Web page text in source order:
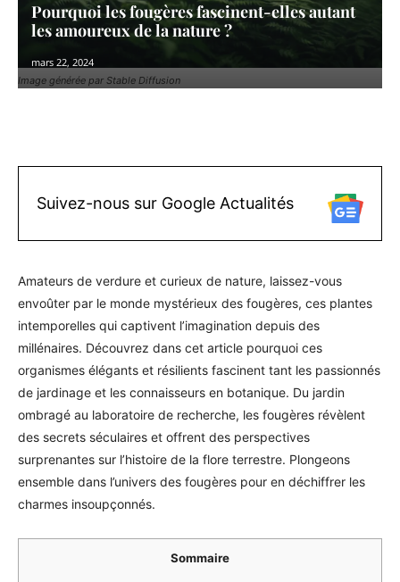
Image générée par Stable Diffusion
Pourquoi les fougères fascinent-elles autant
les amoureux de la nature ?
mars 22, 2024
Suivez-nous sur Google Actualités
Amateurs de verdure et curieux de nature, laissez-vous
envoûter par le monde mystérieux des fougères, ces plantes
intemporelles qui captivent l’imagination depuis des
millénaires. Découvrez dans cet article pourquoi ces
organismes élégants et résilients fascinent tant les passionnés
de jardinage et les connaisseurs en botanique. Du jardin
ombragé au laboratoire de recherche, les fougères révèlent
des secrets séculaires et offrent des perspectives
surprenantes sur l’histoire de la flore terrestre. Plongeons
ensemble dans l’univers des fougères pour en déchiffrer les
charmes insoupçonnés.
Sommaire